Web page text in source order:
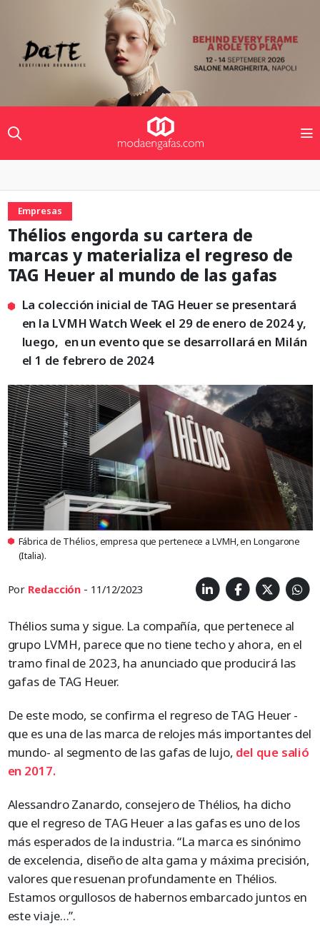
Empresas
Thélios engorda su cartera de
marcas y materializa el regreso de
TAG Heuer al mundo de las gafas
La colección inicial de TAG Heuer se presentará
en la LVMH Watch Week el 29 de enero de 2024 y,
luego, en un evento que se desarrollará en Milán
el 1 de febrero de 2024
Fábrica de Thélios, empresa que pertenece a LVMH, en Longarone
(Italia).
Por Redacción - 11/12/2023
Thélios suma y sigue. La compañía, que pertenece al
grupo LVMH, parece que no tiene techo y ahora, en el
tramo final de 2023, ha anunciado que producirá las
gafas de TAG Heuer.
De este modo, se confirma el regreso de TAG Heuer -
que es una de las marca de relojes más importantes del
mundo- al segmento de las gafas de lujo, del que salió
en 2017.
Alessandro Zanardo, consejero de Thélios, ha dicho
que el regreso de TAG Heuer a las gafas es uno de los
más esperados de la industria. “La marca es sinónimo
de excelencia, diseño de alta gama y máxima precisión,
valores que resuenan profundamente en Thélios.
Estamos orgullosos de habernos embarcado juntos en
este viaje…”.